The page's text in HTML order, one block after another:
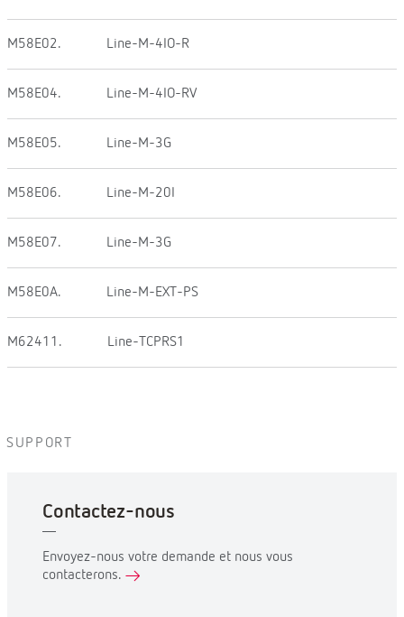
M58E02. Line-M-4IO-R
M58E04. Line-M-4IO-RV
M58E05. Line-M-3G
M58E06. Line-M-20I
M58E07. Line-M-3G
M58E0A. Line-M-EXT-PS
M62411. Line-TCPRS1
SUPPORT
Contactez-nous
Envoyez-nous votre demande et nous vous
contacterons.